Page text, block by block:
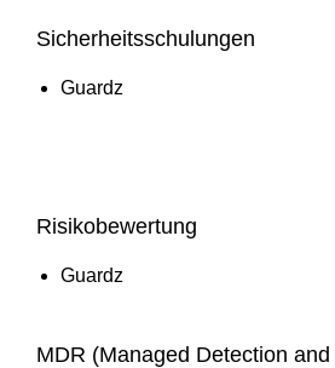
Sicherheitsschulungen
Guardz
Risikobewertung
Guardz
MDR (Managed Detection